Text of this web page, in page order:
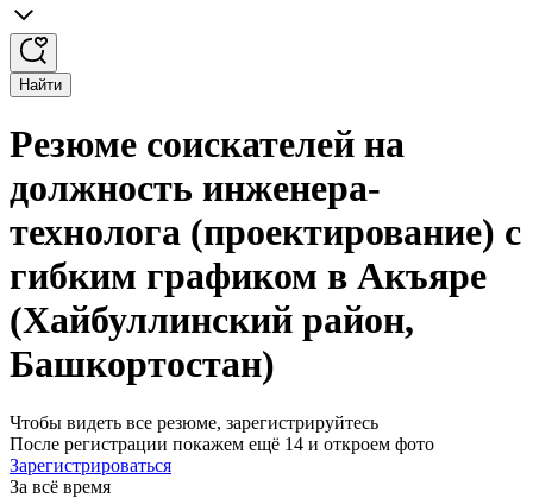
Найти
Резюме соискателей на
должность инженера-
технолога (проектирование) с
гибким графиком в Акъяре
(Хайбуллинский район,
Башкортостан)
Чтобы видеть все резюме, зарегистрируйтесь
После регистрации покажем ещё 14 и откроем фото
Зарегистрироваться
За всё время